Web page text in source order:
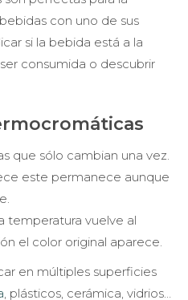
con uno de sus
si la bebida está a la
consumida o descubrir
que sólo cambian una vez.
este permanece aunque
temperatura vuelve al
el color original aparece.
en múltiples superficies
, plásticos, cerámica, vidrios…